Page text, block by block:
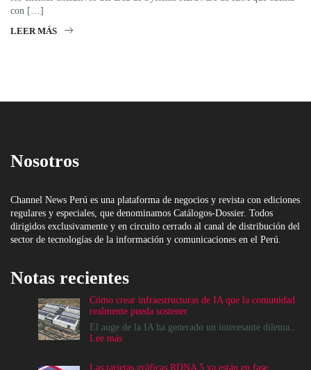
con […]
LEER MÁS
Nosotros
Channel News Perú es una plataforma de negocios y revista con ediciones
regulares y especiales, que denominamos Catálogos-Dossier. Todos
dirigidos exclusivamente y en circuito cerrado al canal de distribución del
sector de tecnologías de la información y comunicaciones en el Perú.
Notas recientes
Cómo crear infraestructuras de IA que la comunidad
realmente pueda sostener
El auge de la IA ha generado un interesante dilema...
Lee más:
Las tarjetas gráficas RDNA 5 ya están en fase